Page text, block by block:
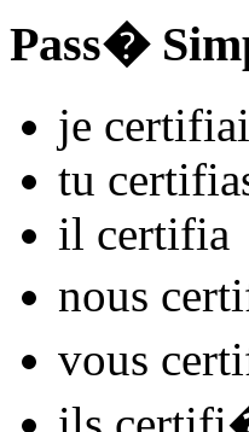
Pass�
je certifiai
tu certifi
il certifia
nous
vous